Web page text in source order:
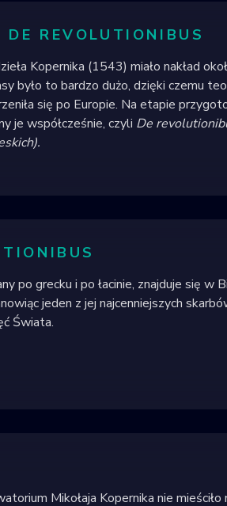
REVOLUTIONIBUS
Kopernika (1543) miało nakład
było to bardzo dużo, dzięki czemu
się po Europie. Na etapie
je współcześnie, czyli De
po grecku i po łacinie, znajduje się w
jeden z jej najcenniejszych
Świata.
Mikołaja Kopernika nie mieściło